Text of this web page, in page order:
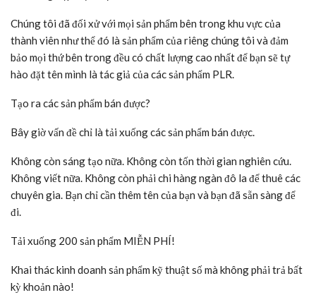
Chúng tôi đã đối xử với mọi sản phẩm bên trong khu vực của
thành viên như thể đó là sản phẩm của riêng chúng tôi và đảm
bảo mọi thứ bên trong đều có chất lượng cao nhất để bạn sẽ tự
hào đặt tên mình là tác giả của các sản phẩm PLR.
Tạo ra các sản phẩm bán được?
Bây giờ vấn đề chỉ là tải xuống các sản phẩm bán được.
Không còn sáng tạo nữa. Không còn tốn thời gian nghiên cứu.
Không viết nữa. Không còn phải chi hàng ngàn đô la để thuê các
chuyên gia. Bạn chỉ cần thêm tên của bạn và bạn đã sẵn sàng để
đi.
Tải xuống 200 sản phẩm MIỄN PHÍ!
Khai thác kinh doanh sản phẩm kỹ thuật số mà không phải trả bất
kỳ khoản nào!